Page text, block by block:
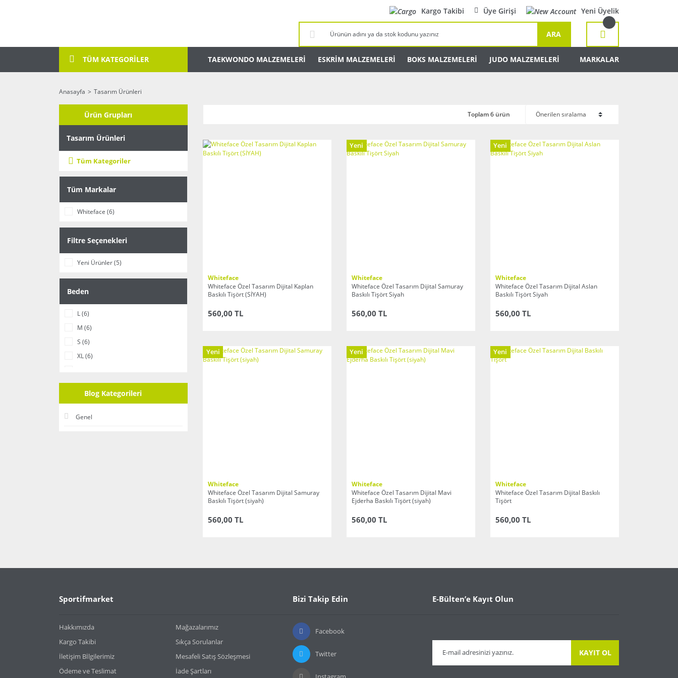
Kargo Takibi Üye Girişi Yeni Üyelik
ARA
TÜM KATEGORİLER TAEKWONDO MALZEMELERİ ESKRİM MALZEMELERİ BOKS MALZEMELERİ JUDO MALZEMELERİ MARKALAR
Anasayfa Tasarım Ürünleri
Ürün Grupları
Tasarım Ürünleri
Tüm Kategoriler
Tüm Markalar
Whiteface (6)
Filtre Seçenekleri
Yeni Ürünler (5)
Beden
L (6)
M (6)
S (6)
XL (6)
XXL (5)
Blog Kategorileri
Genel
Toplam 6 ürün
Whiteface
Whiteface Özel Tasarım Dijital Kaplan
Baskılı Tişört (SİYAH)
560,00 TL
Yeni
Whiteface
Whiteface Özel Tasarım Dijital Samuray
Baskılı Tişört Siyah
560,00 TL
Yeni
Whiteface
Whiteface Özel Tasarım Dijital Aslan
Baskılı Tişört Siyah
560,00 TL
Yeni
Whiteface
Whiteface Özel Tasarım Dijital Samuray
Baskılı Tişört (siyah)
560,00 TL
Yeni
Whiteface
Whiteface Özel Tasarım Dijital Mavi
Ejderha Baskılı Tişört (siyah)
560,00 TL
Yeni
Whiteface
Whiteface Özel Tasarım Dijital Baskılı
Tişört
560,00 TL
Sportifmarket
Hakkımızda
Mağazalarımız
Kargo Takibi
Sıkça Sorulanlar
İletişim Bİlgilerimiz
Mesafeli Satış Sözleşmesi
Ödeme ve Teslimat
İade Şartları
Bizi Takip Edin
Facebook
Twitter
E-Bülten’e Kayıt Olun
KAYIT OL